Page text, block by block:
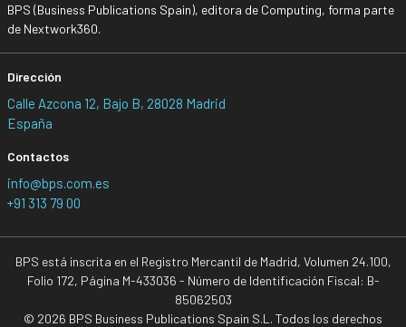
BPS (Business Publications Spain), editora de Computing, forma parte
de Nextwork360.
Dirección
Calle Azcona 12, Bajo B, 28028 Madrid
España
Contactos
info@bps.com.es
+91 313 79 00
BPS está inscrita en el Registro Mercantil de Madrid, Volumen 24.100,
Folio 172, Página M-433036 - Número de Identificación Fiscal: B-
85062503
© 2026 BPS Business Publications Spain S.L. Todos los derechos